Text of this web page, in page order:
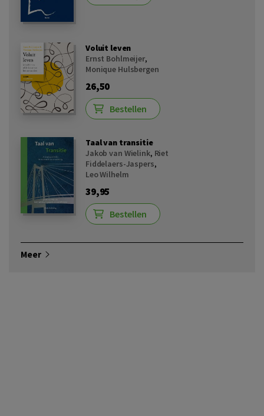
Voluit leven
Ernst Bohlmeijer,
Monique Hulsbergen
26,50
Bestellen
Taal van transitie
Jakob van Wielink, Riet
Fiddelaers-Jaspers,
Leo Wilhelm
39,95
Bestellen
Meer